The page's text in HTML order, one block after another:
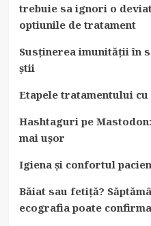
trebuie sa ignori o
optiunile de tratament
Susținerea imunității în
știi
Etapele tratamentului
Hashtaguri pe
mai ușor
Igiena și confortul
Băiat sau fetiță?
ecografia poate